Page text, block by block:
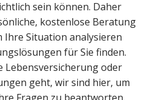
sein können. Daher
kostenlose Beratung
Ihre Situation analysieren
für Sie finden.
Lebensversicherung oder
geht, wir sind hier, um